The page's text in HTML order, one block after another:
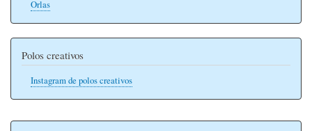
Orlas
Polos creativos
Instagram de polos creativos